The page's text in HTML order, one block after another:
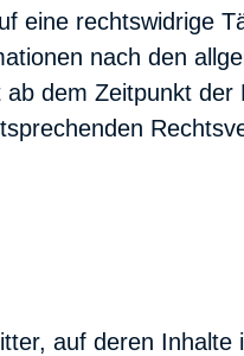
eine rechtswidrige
nach den
dem Zeitpunkt der
auf deren Inhalte